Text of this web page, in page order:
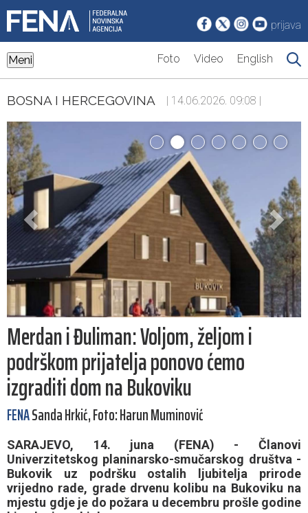
prijava
Meni Foto Video English
BOSNA I HERCEGOVINA | 14.06.2026. 09:08 |
Merdan i Đuliman: Voljom, željom i
podrškom prijatelja ponovo ćemo
izgraditi dom na Bukoviku
FENASanda Hrkić, Foto: Harun Muminović
SARAJEVO, 14. juna (FENA) - Članovi
Univerzitetskog planinarsko-smučarskog društva -
Bukovik uz podršku ostalih ljubitelja prirode
vrijedno rade, grade drvenu kolibu na Bukoviku na
mjestu gdje je do požara u decembru prošle godine